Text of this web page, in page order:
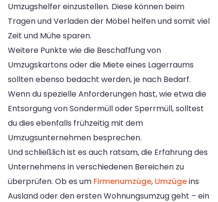
Umzugshelfer einzustellen. Diese können beim
Tragen und Verladen der Möbel helfen und somit viel
Zeit und Mühe sparen.
Weitere Punkte wie die Beschaffung von
Umzugskartons oder die Miete eines Lagerraums
sollten ebenso bedacht werden, je nach Bedarf.
Wenn du spezielle Anforderungen hast, wie etwa die
Entsorgung von Sondermüll oder Sperrmüll, solltest
du dies ebenfalls frühzeitig mit dem
Umzugsunternehmen besprechen.
Und schließlich ist es auch ratsam, die Erfahrung des
Unternehmens in verschiedenen Bereichen zu
überprüfen. Ob es um Firmenumzüge, Umzügeins
Ausland oder den ersten Wohnungsumzug geht – ein